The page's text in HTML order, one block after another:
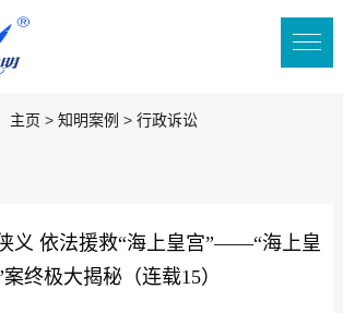
主页 > 知明案例 > 行政诉讼
义 依法援救“海上皇宫”——“海上皇
案终极大揭秘（连载15）